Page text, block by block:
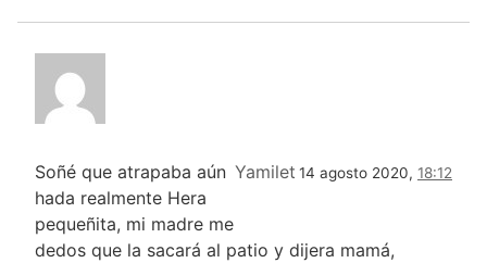
Yamilet 14 agosto 2020, 18:12
Soñé que atrapaba aún
hada realmente Hera
pequeñita, mi madre me
dedos que la sacará al patio y dijera mamá,